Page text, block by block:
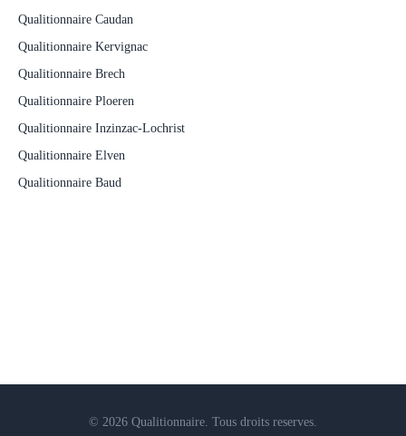
Qualitionnaire Caudan
Qualitionnaire Kervignac
Qualitionnaire Brech
Qualitionnaire Ploeren
Qualitionnaire Inzinzac-Lochrist
Qualitionnaire Elven
Qualitionnaire Baud
© 2026 Qualitionnaire. Tous droits reserves.